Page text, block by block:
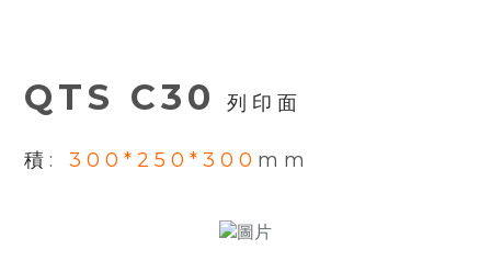
QTS C30 列印面
積 : 300*250*300 mm